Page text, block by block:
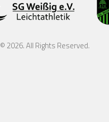
© 2026. All Rights Reserved.